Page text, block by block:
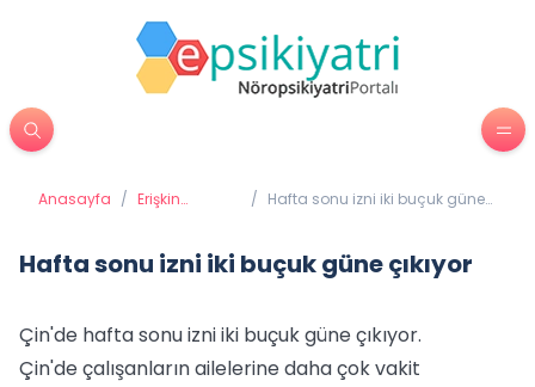
Anasayfa / Erişkin
/ Hafta sonu izni iki buçuk güne
Hafta sonu izni iki buçuk güne çıkıyor
Çin'de hafta sonu izni iki buçuk güne çıkıyor.
Çin'de çalışanların ailelerine daha çok vakit